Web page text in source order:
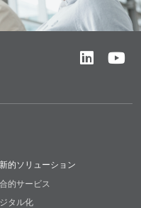
的ソリューション
的サービス
タル化